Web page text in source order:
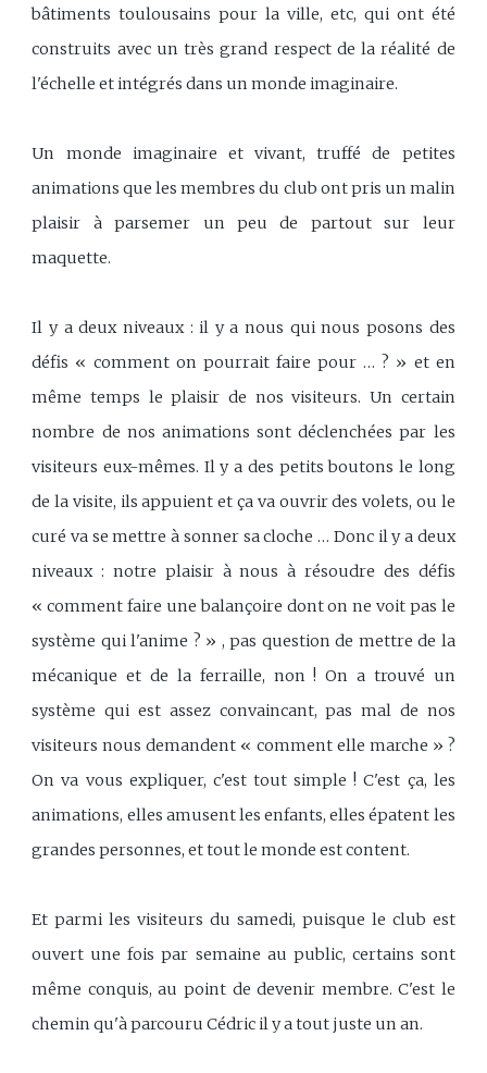
bâtiments toulousains pour la ville, etc, qui ont été
construits avec un très grand respect de la réalité de
l'échelle et intégrés dans un monde imaginaire.
Un monde imaginaire et vivant, truffé de petites
animations que les membres du club ont pris un malin
plaisir à parsemer un peu de partout sur leur
maquette.
Il y a deux niveaux : il y a nous qui nous posons des
défis « comment on pourrait faire pour … ? » et en
même temps le plaisir de nos visiteurs. Un certain
nombre de nos animations sont déclenchées par les
visiteurs eux-mêmes. Il y a des petits boutons le long
de la visite, ils appuient et ça va ouvrir des volets, ou le
curé va se mettre à sonner sa cloche … Donc il y a deux
niveaux : notre plaisir à nous à résoudre des défis
« comment faire une balançoire dont on ne voit pas le
système qui l'anime ? » , pas question de mettre de la
mécanique et de la ferraille, non ! On a trouvé un
système qui est assez convaincant, pas mal de nos
visiteurs nous demandent « comment elle marche » ?
On va vous expliquer, c'est tout simple ! C'est ça, les
animations, elles amusent les enfants, elles épatent les
grandes personnes, et tout le monde est content.
Et parmi les visiteurs du samedi, puisque le club est
ouvert une fois par semaine au public, certains sont
même conquis, au point de devenir membre. C'est le
chemin qu'à parcouru Cédric il y a tout juste un an.